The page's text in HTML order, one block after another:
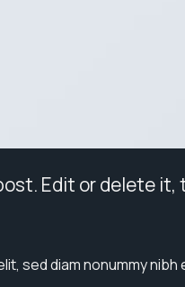
Edit or delete
sed diam nonummy nibh